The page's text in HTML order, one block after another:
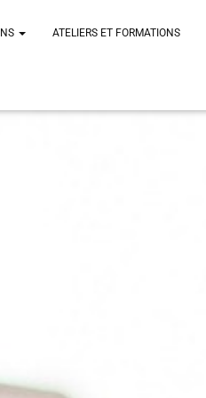
ATELIERS ET FORMATIONS